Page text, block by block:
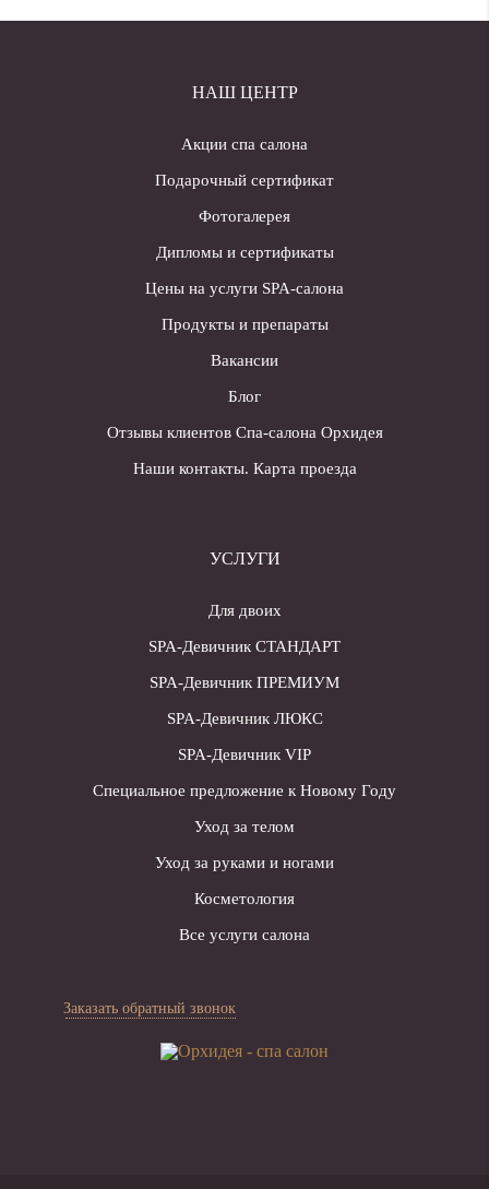
НАШ ЦЕНТР
Акции спа салона
Подарочный сертификат
Фотогалерея
Дипломы и сертификаты
Цены на услуги SPA-салона
Продукты и препараты
Вакансии
Блог
Отзывы клиентов Спа-салона Орхидея
Наши контакты. Карта проезда
УСЛУГИ
Для двоих
SPA-Девичник СТАНДАРТ
SPA-Девичник ПРЕМИУМ
SPA-Девичник ЛЮКС
SPA-Девичник VIP
Специальное предложение к Новому Году
Уход за телом
Уход за руками и ногами
Косметология
Все услуги салона
Заказать обратный звонок